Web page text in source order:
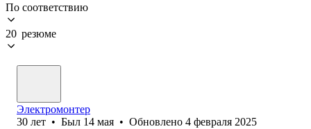
По соответствию
20 резюме
Электромонтер
30 лет • Был 14 мая • Обновлено 4 февраля 2025